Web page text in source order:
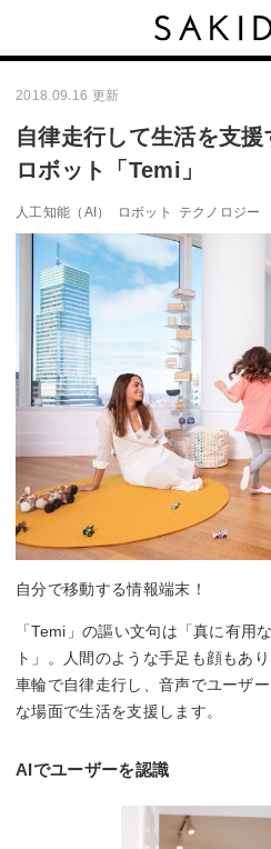
2018.09.16 更新
自律走行して生活を支
ロボット「Temi」
人工知能（AI） ロボット テクノロジー
自分で移動する情報端末！
「Temi」の謳い文句は「真に有用
ト」。人間のような手足も顔もあ
車輪で自律走行し、音声でユーザ
な場面で生活を支援します。
AIでユーザーを認識